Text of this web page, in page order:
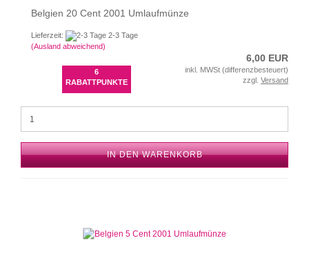
Belgien 20 Cent 2001 Umlaufmünze
Lieferzeit:
2-3 Tage
(Ausland abweichend)
6
RABATTPUNKTE
6,00 EUR
inkl. MWSt (differenzbesteuert)
zzgl. Versand
IN DEN WARENKORB